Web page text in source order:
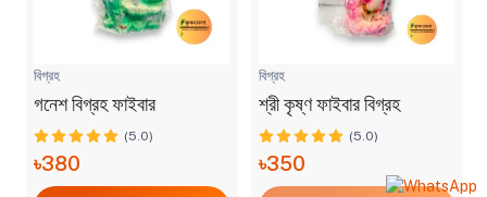
বিগ্রহ
গনেশ বিগ্রহ ফাইবার
(5.0)
৳380
বিগ্রহ
শ্রী কৃষ্ণ ফাইবার বিগ্রহ
(5.0)
৳350